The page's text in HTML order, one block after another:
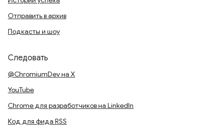
Отправить в архив
Подкасты и шоу
Следовать
@ChromiumDev на X
YouTube
Chrome для разработчиков на LinkedIn
Код для фида RSS